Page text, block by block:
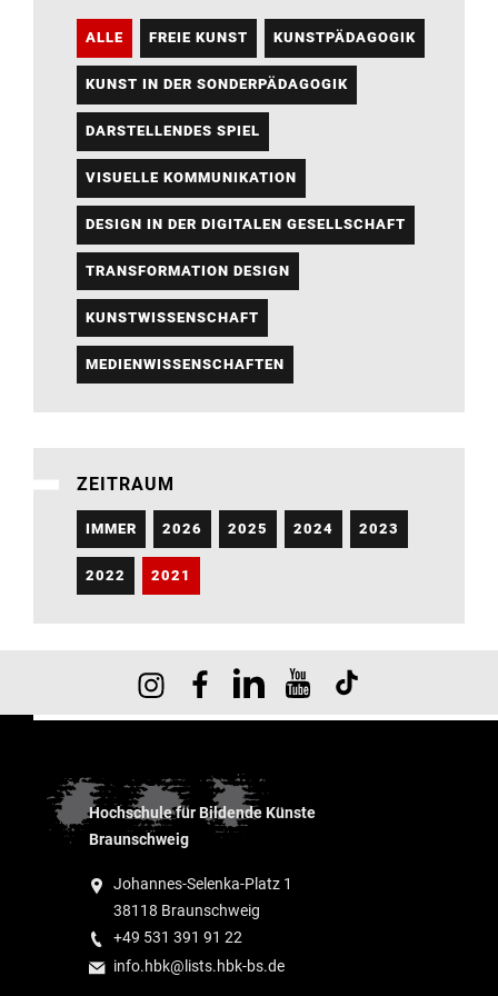
ALLE FREIE KUNST KUNSTPÄDAGOGIK
KUNST IN DER SONDERPÄDAGOGIK
DARSTELLENDES SPIEL
VISUELLE KOMMUNIKATION
DESIGN IN DER DIGITALEN GESELLSCHAFT
TRANSFORMATION DESIGN
KUNSTWISSENSCHAFT
MEDIENWISSENSCHAFTEN
ZEITRAUM
IMMER 2026 2025 2024 2023
2022 2021
Hochschule für Bildende Künste
Braunschweig
Johannes-Selenka-Platz 1
38118 Braunschweig
+49 531 391 91 22
info.hbk@lists.hbk-bs.de